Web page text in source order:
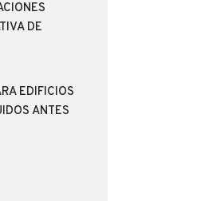
DE
EDIFICIOS
ANTES